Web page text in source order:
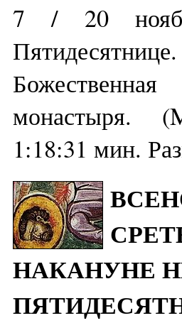
7 / 20
монастыря.
1:18:31 мин.
НАКАНУНЕ